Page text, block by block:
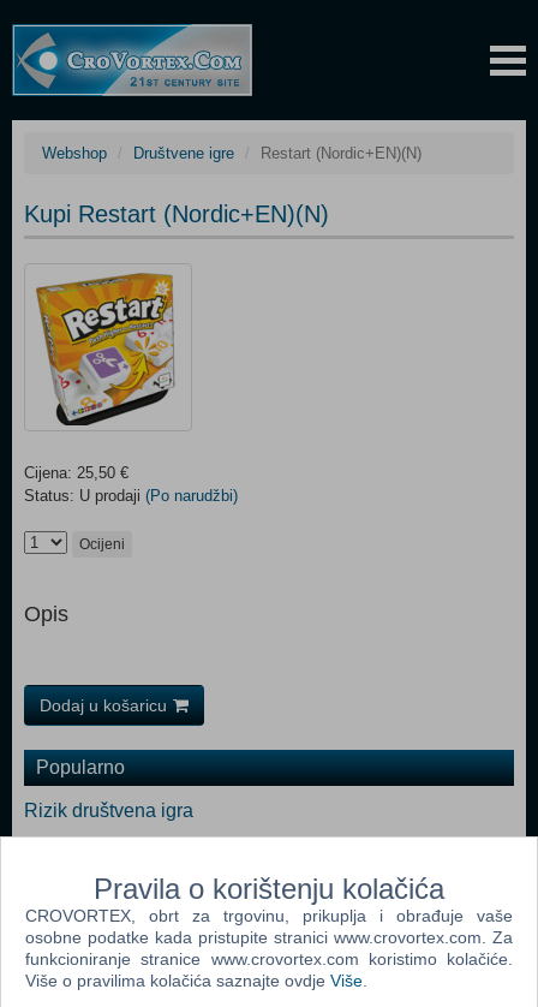
Webshop Društvene igre Restart (Nordic+EN)(N)
Kupi Restart (Nordic+EN)(N)
Cijena: 25,50 €
Status: U prodaji (Po narudžbi)
Ocijeni
Opis
Dodaj u košaricu
Popularno
Rizik društvena igra
Monopoly Ultimate Banking (ENG)
Monopoly (ENG)
Risk
Pravila o korištenju kolačića
CROVORTEX, obrt za trgovinu, prikuplja i obrađuje vaše
osobne podatke kada pristupite stranici www.crovortex.com. Za
funkcioniranje stranice www.crovortex.com koristimo kolačiće.
Više o pravilima kolačića saznajte ovdje Više